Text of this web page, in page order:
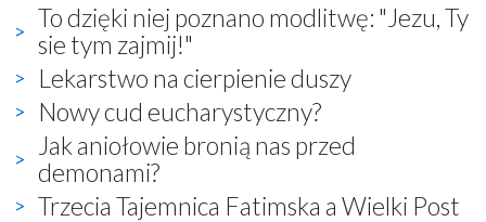
To dzięki niej poznano modlitwę: "Jezu, Ty
sie tym zajmij!"
Lekarstwo na cierpienie duszy
Nowy cud eucharystyczny?
Jak aniołowie bronią nas przed
demonami?
Trzecia Tajemnica Fatimska a Wielki Post